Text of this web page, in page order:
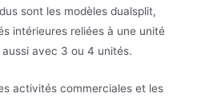
sont les modèles dualsplit,
intérieures reliées à une unité
avec 3 ou 4 unités.
activités commerciales et les